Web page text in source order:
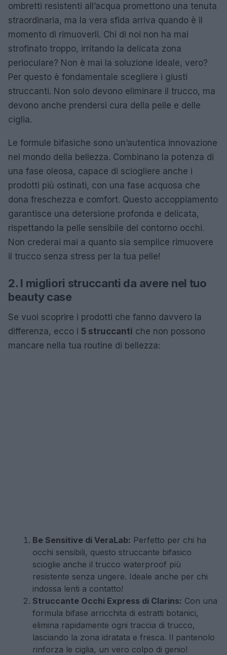
ombretti resistenti all’acqua promettono una tenuta
straordinaria, ma la vera sfida arriva quando è il
momento di rimuoverli. Chi di noi non ha mai
strofinato troppo, irritando la delicata zona
perioculare? Non è mai la soluzione ideale, vero?
Per questo è fondamentale scegliere i giusti
struccanti. Non solo devono eliminare il trucco, ma
devono anche prendersi cura della pelle e delle
ciglia.
Le formule bifasiche sono un’autentica innovazione
nel mondo della bellezza. Combinano la potenza di
una fase oleosa, capace di sciogliere anche i
prodotti più ostinati, con una fase acquosa che
dona freschezza e comfort. Questo accoppiamento
garantisce una detersione profonda e delicata,
rispettando la pelle sensibile del contorno occhi.
Non crederai mai a quanto sia semplice rimuovere
il trucco senza stress per la tua pelle!
2. I migliori struccanti da avere nel tuo
beauty case
Se vuoi scoprire i prodotti che fanno davvero la
differenza, ecco i 5 struccanti che non possono
mancare nella tua routine di bellezza:
Be Sensitive di VeraLab: Perfetto per chi ha
occhi sensibili, questo struccante bifasico
scioglie anche il trucco waterproof più
resistente senza ungere. Ideale anche per chi
indossa lenti a contatto!
Struccante Occhi Express di Clarins: Con una
formula bifase arricchita di estratti botanici,
elimina rapidamente ogni traccia di trucco,
lasciando la zona idratata e fresca. Il pantenolo
rinforza le ciglia, un vero colpo di genio!